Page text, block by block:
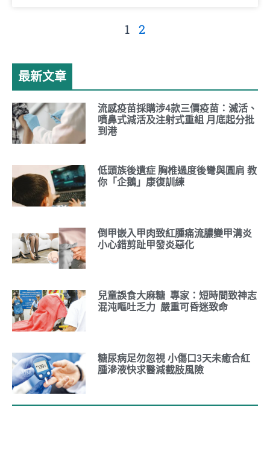
1 2
最新文章
流感疫苗採購涉4款三價疫苗：滅活、
噴鼻式減活及注射式重組 月底起分批
到港
低頭族後遺症 胸椎過度後彎與圓肩 教
你「企鵝」康復訓練
倒甲嵌入甲肉致紅腫痛流膿變甲溝炎
小心錯剪趾甲發炎惡化
兒童誤食大麻糖 專家：短時間致神志
混沌嘔吐乏力 嚴重可昏迷致命
糖尿病足勿忽視 小傷口3天未癒合紅
腫滲液快求醫減截肢風險